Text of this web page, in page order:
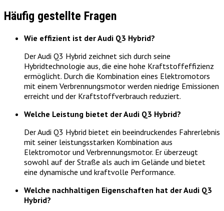
Häufig gestellte Fragen
Wie effizient ist der Audi Q3 Hybrid?
Der Audi Q3 Hybrid zeichnet sich durch seine
Hybridtechnologie aus, die eine hohe Kraftstoffeffizienz
ermöglicht. Durch die Kombination eines Elektromotors
mit einem Verbrennungsmotor werden niedrige Emissionen
erreicht und der Kraftstoffverbrauch reduziert.
Welche Leistung bietet der Audi Q3 Hybrid?
Der Audi Q3 Hybrid bietet ein beeindruckendes Fahrerlebnis
mit seiner leistungsstarken Kombination aus
Elektromotor und Verbrennungsmotor. Er überzeugt
sowohl auf der Straße als auch im Gelände und bietet
eine dynamische und kraftvolle Performance.
Welche nachhaltigen Eigenschaften hat der Audi Q3
Hybrid?